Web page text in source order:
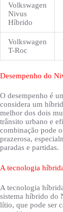
Volkswagen
Nivus
Híbrido
Volkswagen
T-Roc
Desempenho do
O desempenho é
considera um
melhor dos dois
trânsito urbano e
combinação pode
prazerosa,
paradas e partidas.
A tecnologia
A tecnologia
sistema híbrido do
lítio, que pode ser